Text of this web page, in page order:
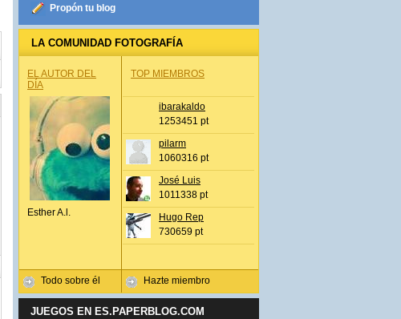
Propón tu blog
LA COMUNIDAD FOTOGRAFÍA
EL AUTOR DEL
DÍA
Esther A.l.
Todo sobre él
TOP MIEMBROS
ibarakaldo
1253451 pt
pilarm
1060316 pt
José Luis
1011338 pt
Hugo Rep
730659 pt
Hazte miembro
JUEGOS EN ES.PAPERBLOG.COM